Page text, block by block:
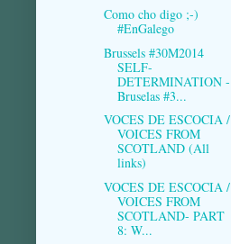
Como cho digo ;-)
#EnGalego
Brussels #30M2014
SELF-
DETERMINATION -
Bruselas #3...
VOCES DE ESCOCIA /
VOICES FROM
SCOTLAND (All
links)
VOCES DE ESCOCIA /
VOICES FROM
SCOTLAND- PART
8: W...